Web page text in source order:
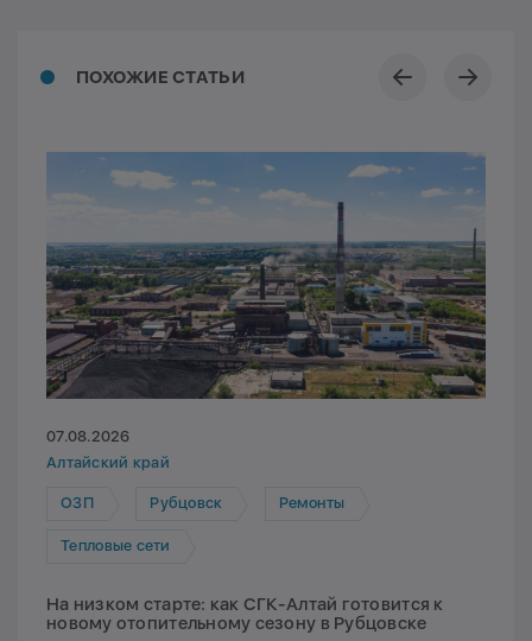
ПОХОЖИЕ СТАТЬИ
07.08.2026
Алтайский край
ОЗП Рубцовск Ремонты
Тепловые сети
На низком старте: как СГК-Алтай готовится к
новому отопительному сезону в Рубцовске